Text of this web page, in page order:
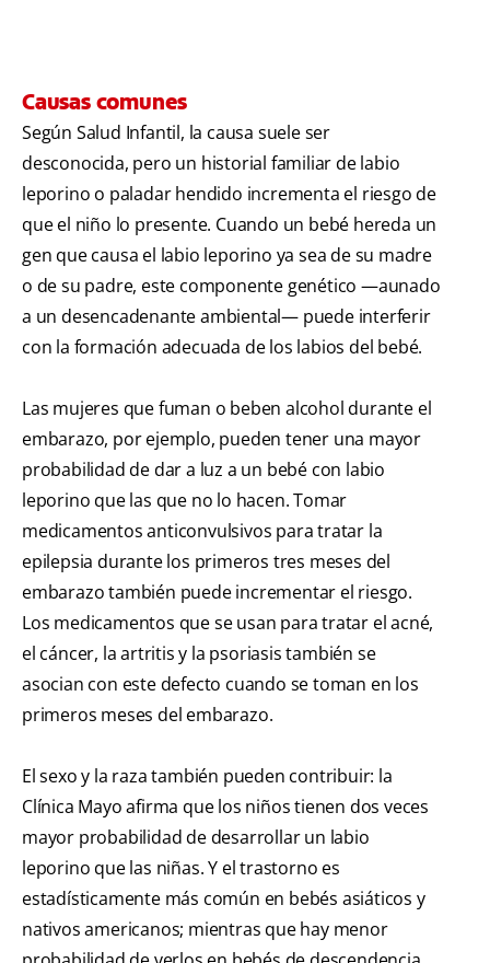
Causas comunes
Según Salud Infantil, la causa suele ser
desconocida, pero un historial familiar de labio
leporino o paladar hendido incrementa el riesgo de
que el niño lo presente. Cuando un bebé hereda un
gen que causa el labio leporino ya sea de su madre
o de su padre, este componente genético —aunado
a un desencadenante ambiental— puede interferir
con la formación adecuada de los labios del bebé.
Las mujeres que fuman o beben alcohol durante el
embarazo, por ejemplo, pueden tener una mayor
probabilidad de dar a luz a un bebé con labio
leporino que las que no lo hacen. Tomar
medicamentos anticonvulsivos para tratar la
epilepsia durante los primeros tres meses del
embarazo también puede incrementar el riesgo.
Los medicamentos que se usan para tratar el acné,
el cáncer, la artritis y la psoriasis también se
asocian con este defecto cuando se toman en los
primeros meses del embarazo.
El sexo y la raza también pueden contribuir: la
Clínica Mayo afirma que los niños tienen dos veces
mayor probabilidad de desarrollar un labio
leporino que las niñas. Y el trastorno es
estadísticamente más común en bebés asiáticos y
nativos americanos; mientras que hay menor